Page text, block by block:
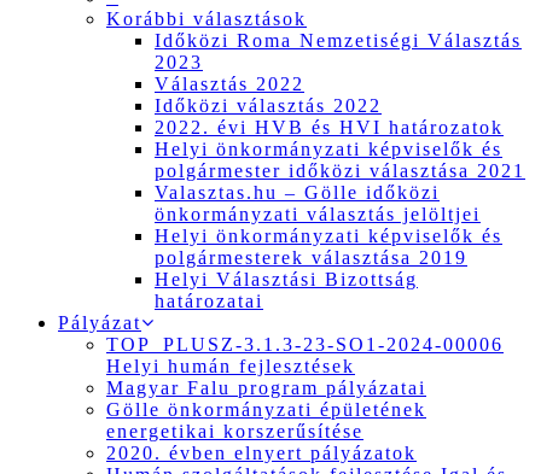
Korábbi választások
Időközi Roma Nemzetiségi Választás
2023
Választás 2022
Időközi választás 2022
2022. évi HVB és HVI határozatok
Helyi önkormányzati képviselők és
polgármester időközi választása 2021
Valasztas.hu – Gölle időközi
önkormányzati választás jelöltjei
Helyi önkormányzati képviselők és
polgármesterek választása 2019
Helyi Választási Bizottság
határozatai
Pályázat
TOP_PLUSZ-3.1.3-23-SO1-2024-00006
Helyi humán fejlesztések
Magyar Falu program pályázatai
Gölle önkormányzati épületének
energetikai korszerűsítése
2020. évben elnyert pályázatok